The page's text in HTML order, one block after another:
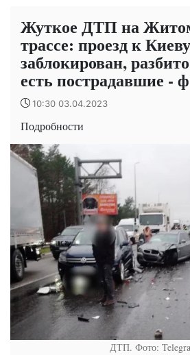
Жуткое ДТП на
трассе: проезд к Киеву
заблокирован,
есть пострадавшие -
10:30 03.04.2023
Подробности
ДТП. Фото: